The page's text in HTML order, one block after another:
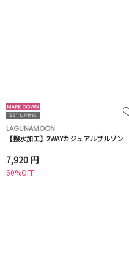
LAGUNAMOON
【撥水加工】2WAYカジュアルブルゾン
7,920 円
60%OFF